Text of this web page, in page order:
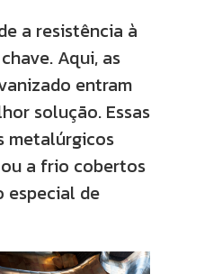
a resistência à
Aqui, as
entram
solução. Essas
metalúrgicos
a frio cobertos
especial de